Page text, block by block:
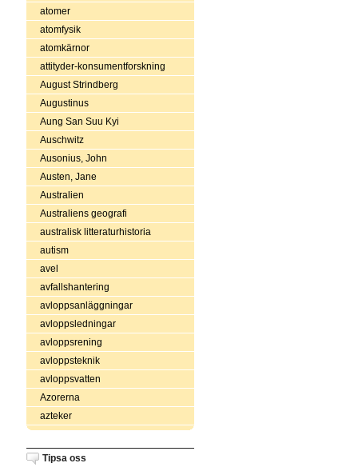
atomer
atomfysik
atomkärnor
attityder-konsumentforskning
August Strindberg
Augustinus
Aung San Suu Kyi
Auschwitz
Ausonius, John
Austen, Jane
Australien
Australiens geografi
australisk litteraturhistoria
autism
avel
avfallshantering
avloppsanläggningar
avloppsledningar
avloppsrening
avloppsteknik
avloppsvatten
Azorerna
azteker
Tipsa oss